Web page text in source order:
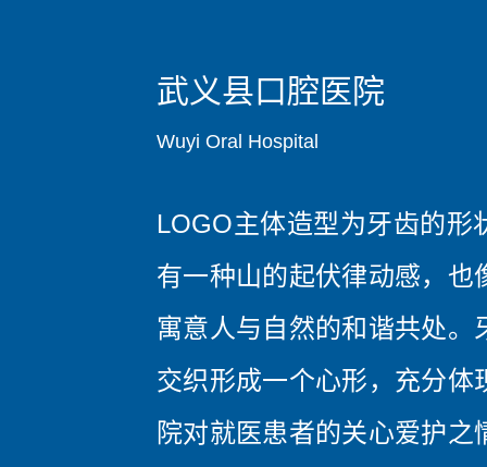
武义县口腔医院
Wuyi Oral Hospital
LOGO主体造型为牙齿的形
有一种山的起伏律动感，也
寓意人与自然的和谐共处。
交织形成一个心形，充分体
院对就医患者的关心爱护之